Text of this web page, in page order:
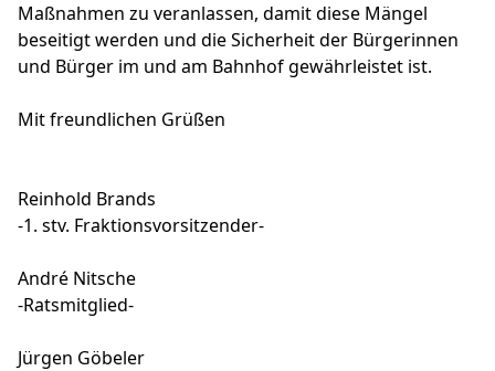
Maßnahmen zu veranlassen, damit diese Mängel
beseitigt werden und die Sicherheit der Bürgerinnen
und Bürger im und am Bahnhof gewährleistet ist.
Mit freundlichen Grüßen
Reinhold Brands
-1. stv. Fraktionsvorsitzender-
André Nitsche
-Ratsmitglied-
Jürgen Göbeler